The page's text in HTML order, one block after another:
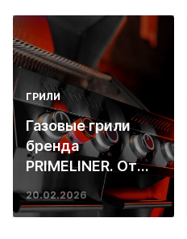
ГРИЛИ
Газовые грили
бренда
PRIMELINER. От
основ инженерии
до ресторанных
20.02.2026